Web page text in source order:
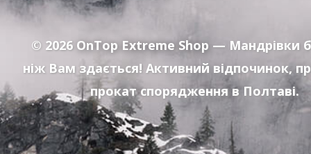
© 2026 OnTop Extreme Shop — Мандрівки
ніж Вам здається! Активний відпочинок,
прокат спорядження в Полтаві.